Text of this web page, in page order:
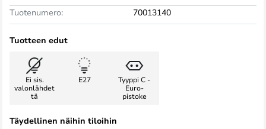
Tuotenumero:
70013140
Tuotteen edut
Ei sis.
valonlähdet
tä
E27
Tyyppi C -
Euro-
pistoke
Täydellinen näihin tiloihin